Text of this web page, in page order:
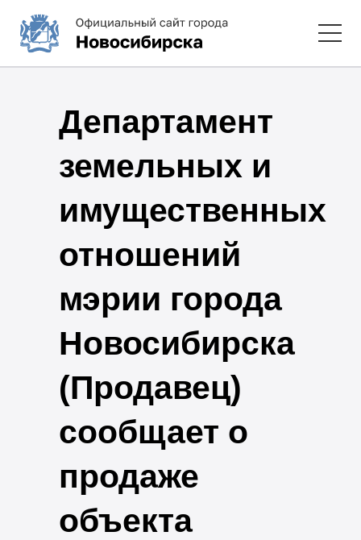
Департамент
земельных и
имущественных
отношений
мэрии города
Новосибирска
(Продавец)
сообщает о
продаже
объекта